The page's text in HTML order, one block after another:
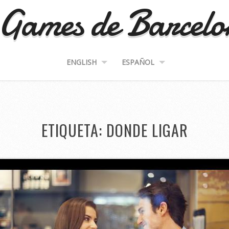
de
ENGLISH ESPAÑOL
ETIQUETA: DONDE LIGAR